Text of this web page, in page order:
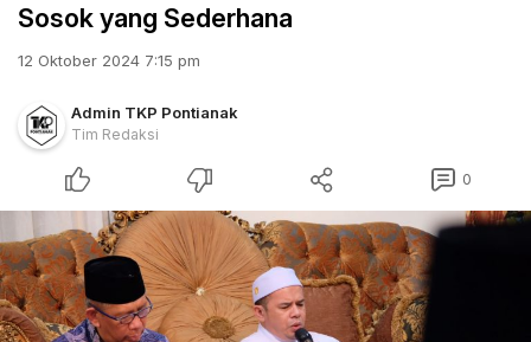
Sosok yang Sederhana
12 Oktober 2024 7:15 pm
Admin TKP Pontianak
Tim Redaksi
0